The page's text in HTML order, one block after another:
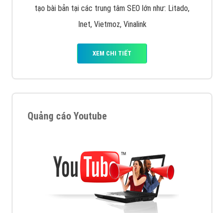
tạo bài bản tại các trung tâm SEO lớn như: Litado,
Inet, Vietmoz, Vinalink
XEM CHI TIẾT
Quảng cáo Youtube